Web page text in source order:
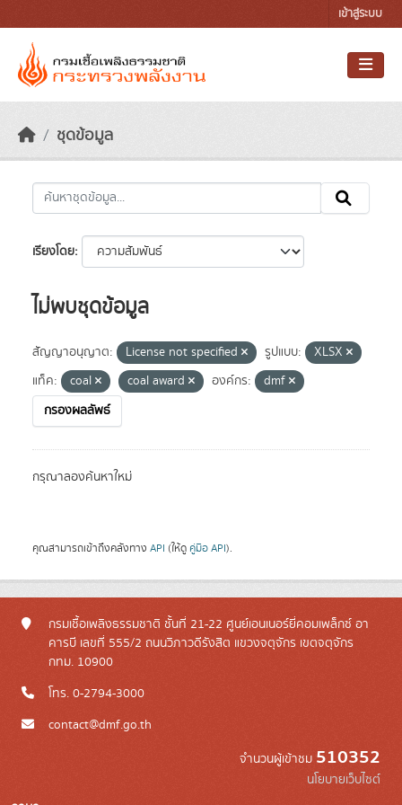
เข้าสู่ระบบ
ชุดข้อมูล
เรียงโดย
ไม่พบชุดข้อมูล
สัญญาอนุญาต: License not specified รูปแบบ:
XLSX
แท็ค:
coal coal award องค์กร:
dmf
กรองผลลัพธ์
กรุณาลองค้นหาใหม่
คุณสามารถเข้าถึงคลังทาง API (ให้ดู คู่มือ API).
กรมเชื้อเพลิงธรรมชาติ ชั้นที่ 21-22 ศูนย์เอนเนอร์ยี่คอมเพล็กซ์ อา
คารบี เลขที่ 555/2 ถนนวิภาวดีรังสิต แขวงจตุจักร เขตจตุจักร
กทม. 10900
โทร. 0-2794-3000
contact@dmf.go.th
จำนวนผู้เข้าชม 510352
นโยบายเว็บไซต์